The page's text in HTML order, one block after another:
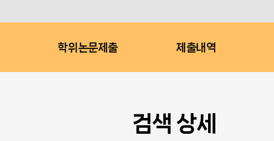
학위논문제출 제출내역
검색 상세